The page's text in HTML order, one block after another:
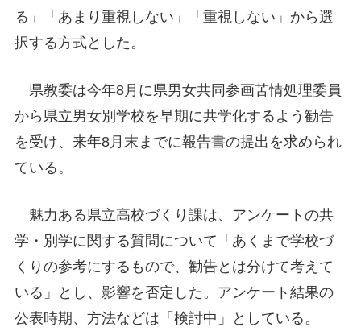
る」「あまり重視しない」「重視しない」から選
択する方式とした。
県教委は今年8月に県男女共同参画苦情処理委員
から県立男女別学校を早期に共学化するよう勧告
を受け、来年8月末までに報告書の提出を求められ
ている。
魅力ある県立高校づくり課は、アンケートの共
学・別学に関する質問について「あくまで学校づ
くりの参考にするもので、勧告とは分けて考えて
いる」とし、影響を否定した。アンケート結果の
公表時期、方法などは「検討中」としている。